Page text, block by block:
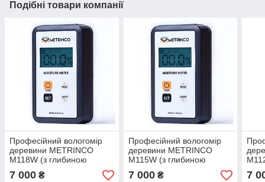
Подібні товари компанії
Професійний вологомір
деревини METRINCO
M118W (з глибиною
проникнення 8 мм)
7 000 ₴
Професійний вологомір
деревини METRINCO
M115W (з глибиною
проникнення 15 мм)
7 000₴ 7